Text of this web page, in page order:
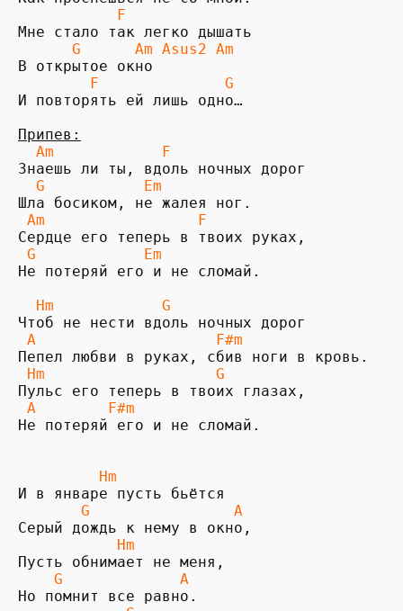
           F
      G      Am Asus2 Am
        F              G
И повторять ей лишь одно…
Припев:
  Am            F
Знаешь ли ты, вдоль ночных дорог
G           Em
Am                 F
G            Em
Не потеряй его и не сломай.
  Hm            G
A                    F#m
Hm                   G
A        F#m
Не потеряй его и не сломай.
         Hm
       G                A
           Hm
    G             A